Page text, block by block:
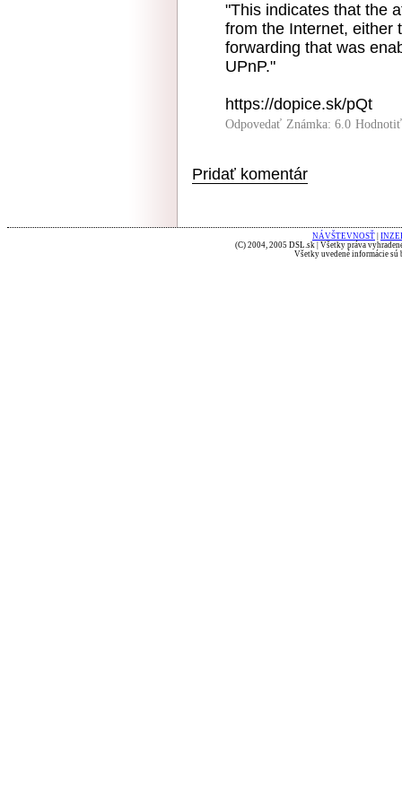
"This indicates that the
from the Internet, either
forwarding that was
UPnP."
https://dopice.sk/pQt
Odpovedať Známka: 6.0
Pridať komentár
NÁVŠTEVNOSŤ
(C) 2004, 2005 DSL.sk | Všetky práva
Všetky uvedené informácie sú